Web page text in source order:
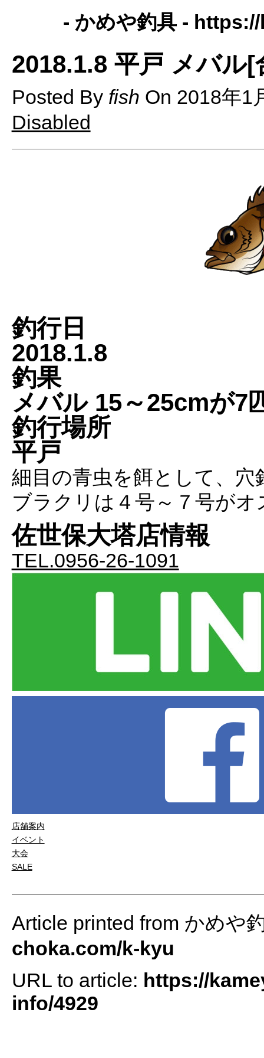
- かめや釣具 -
2018.1.8 平戸 メバル[
Posted By fish On 2018年1
Disabled
釣行日
2018.1.8
釣果
メバル 15～25cmが7
釣行場所
平戸
細目の青虫を餌として、
ブラクリは４号～７号がオ
佐世保大塔店情報
TEL.0956-26-1091
店舗案内
イベント
大会
SALE
Article printed from かめや
choka.com/k-kyu
URL to article: https://
info/4929